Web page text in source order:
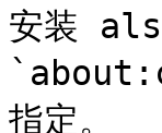
安装
指定。